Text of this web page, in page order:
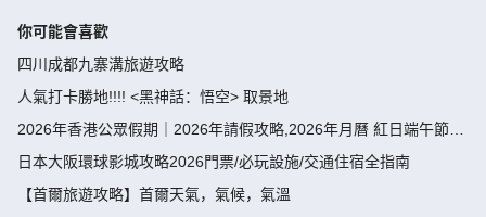
你可能會喜歡
四川成都九寨溝旅遊攻略
人氣打卡勝地!!!! <黑神話：悟空> 取景地
2026年香港公眾假期｜2026年請假攻略,2026年月曆 紅日端午節請
假攻略請4放9-public holiday 2026
日本大阪環球影城攻略2026門票/必玩設施/交通住宿全指南
【首爾旅遊攻略】首爾天氣，氣候，氣溫